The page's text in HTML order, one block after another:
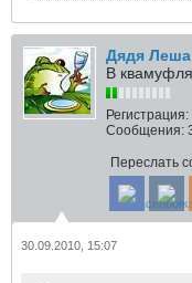
Дядя Леша
В
Регистрация:
Сообщения:
Переслать
30.09.2010, 15:07